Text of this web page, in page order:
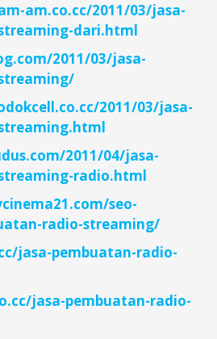
am.co.cc/2011/03/jasa-
dari.html
2011/03/jasa-
2011/03/jasa-
2011/04/jasa-
radio.html
seo-
radio-streaming/
jasa-pembuatan-radio-
jasa-pembuatan-radio-